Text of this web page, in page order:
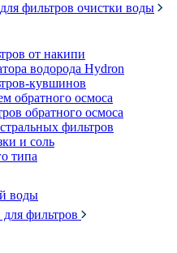
фильтров очистки воды
от накипи
водорода Hydron
кувшинов
обратного осмоса
обратного осмоса
фильтров
и соль
типа
воды
фильтров